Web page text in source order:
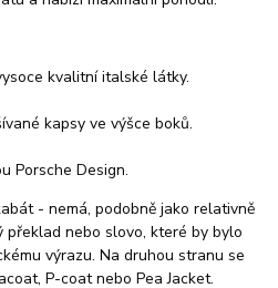
kvalitní italské látky.
kapsy ve výšce boků.
Porsche Design.
- nemá, podobně jako relativně
překlad nebo slovo, které by bylo
výrazu. Na druhou stranu se
P-coat nebo Pea Jacket.